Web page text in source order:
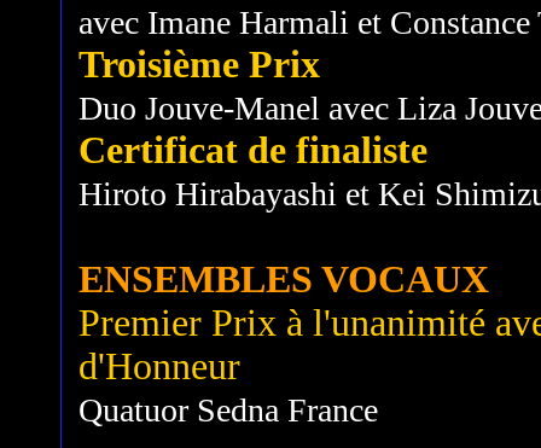
avec Imane Harmali et Constance
Troisième Prix
Duo Jouve-Manel avec Liza
Certificat de finaliste
Hiroto Hirabayashi et Kei
ENSEMBLES VOCAUX
Premier Prix à l'unanimité
d'Honneur
Quatuor Sedna France